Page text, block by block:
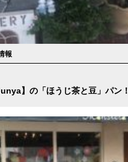
報
】の「ほうじ茶と豆」パン！